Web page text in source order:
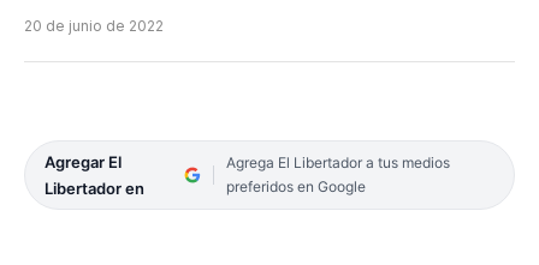
20 de junio de 2022
Agregar El
Libertador en
Agrega El Libertador a tus medios
preferidos en Google